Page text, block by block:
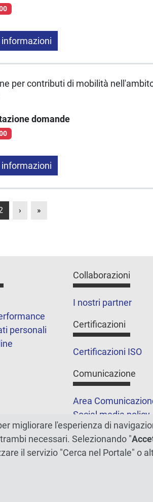
per contributi di mobilità
domande
› »
personali
di
Collaborazioni
I nostri partner
Certificazioni
Certificazioni ISO
Comunicazione
Area
Social media policy
Podcast
Merchandising e
5xmille
migliorare l'esperienza di
necessari. Selezionando "
il servizio "Cerca nel Portale" o